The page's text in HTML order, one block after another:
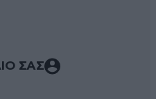
ΣΑΣ